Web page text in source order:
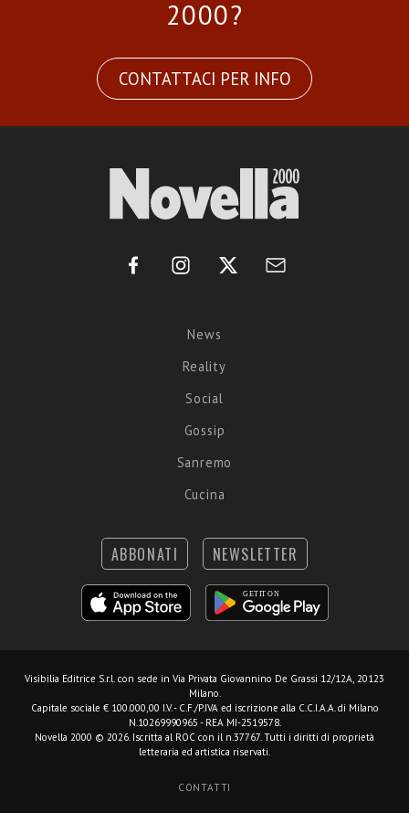
2000?
CONTATTACI PER INFO
News
Reality
Social
Gossip
Sanremo
Cucina
ABBONATI NEWSLETTER
Visibilia Editrice S.r.l. con sede in Via Privata Giovannino De Grassi 12/12A, 20123
Milano.
Capitale sociale € 100.000,00 I.V. - C.F./P.IVA ed iscrizione alla C.C.I.A.A. di Milano
N.10269990965 - REA MI-2519578.
Novella 2000 © 2026. Iscritta al ROC con il n.37767. Tutti i diritti di proprietà
letteraria ed artistica riservati.
CONTATTI